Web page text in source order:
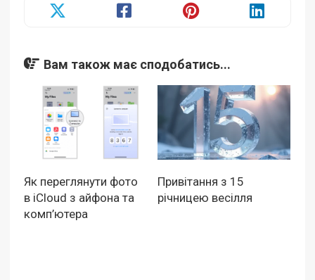
Вам також має сподобатись...
Як переглянути фото
в iCloud з айфона та
комп’ютера
Привітання з 15
річницею весілля